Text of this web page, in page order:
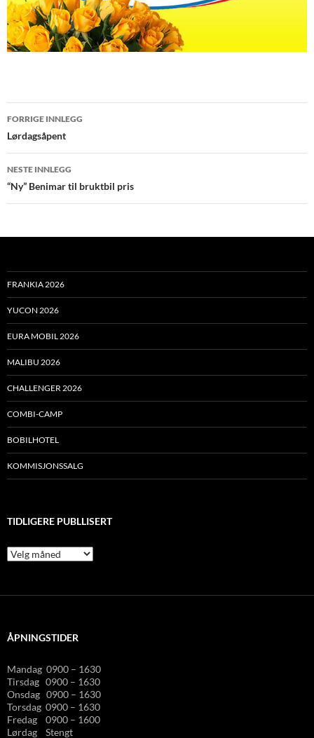
Innleggsnavigasjon
FORRIGE INNLEGG
Lørdagsåpent
NESTE INNLEGG
“Ny” Benimar til bruktbil pris
FRANKIA 2026
YUCON 2026
EURA MOBIL 2026
MALIBU 2026
CHALLENGER 2026
COMBI-CAMP
BOBILHOTEL
KOMMISJONSSALG
TIDLIGERE PUBLLISERT
Tidligere
publlisert
ÅPNINGSTIDER
Mandag 0900 – 1630
Tirsdag 0900 – 1630
Onsdag 0900 – 1630
Torsdag 0900 – 1630
Fredag 0900 – 1600
Lørdag Stengt